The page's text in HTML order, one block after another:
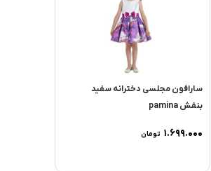
سارافون مجلسی دخترانه سفید
بنفش pamina
۱.۶۹۹.۰۰۰ تومان